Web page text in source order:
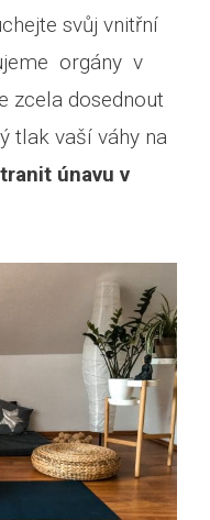
svůj vnitřní
orgány v
zcela dosednout
tlak vaší váhy na
únavu v